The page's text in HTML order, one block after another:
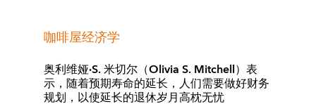
咖啡屋经济学
奥利维娅·S. 米切尔（Olivia S. Mitchell）表
示，随着预期寿命的延长，人们需要做好财务
规划，以使延长的退休岁月高枕无忧